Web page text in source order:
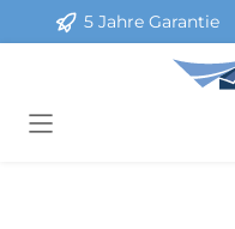
Zum Hauptinhalt springen
5 Jahre Garantie